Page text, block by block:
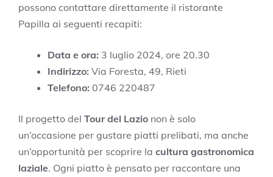
possono contattare direttamente il ristorante
Papilla ai seguenti recapiti:
Data e ora: 3 luglio 2024, ore 20.30
Indirizzo: Via Foresta, 49, Rieti
Telefono: 0746 220487
Il progetto del Tour del Lazio non è solo
un’occasione per gustare piatti prelibati, ma anche
un’opportunità per scoprire la cultura gastronomica
laziale. Ogni piatto è pensato per raccontare una